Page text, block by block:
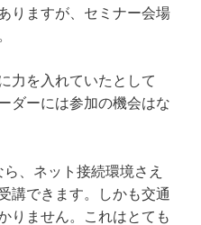
りますが、セミナー会場
力を入れていたとして
ダーには参加の機会はな
、ネット接続環境さえ
講できます。しかも交通
りません。これはとても